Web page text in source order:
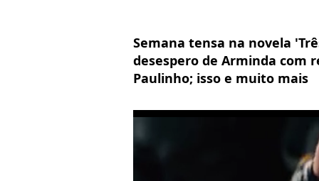
Semana tensa na novela
desespero de Arminda com
Paulinho; isso e muito mais